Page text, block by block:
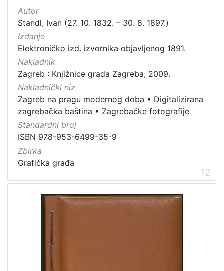
Autor
Standl, Ivan (27. 10. 1832. – 30. 8. 1897.)
Izdanje
Elektroničko izd. izvornika objavljenog 1891.
Nakladnik
Zagreb : Knjižnice grada Zagreba, 2009.
Nakladnički niz
Zagreb na pragu modernog doba • Digitalizirana
zagrebačka baština • Zagrebačke fotografije
Standardni broj
ISBN 978-953-6499-35-9
Zbirka
Grafička građa
12